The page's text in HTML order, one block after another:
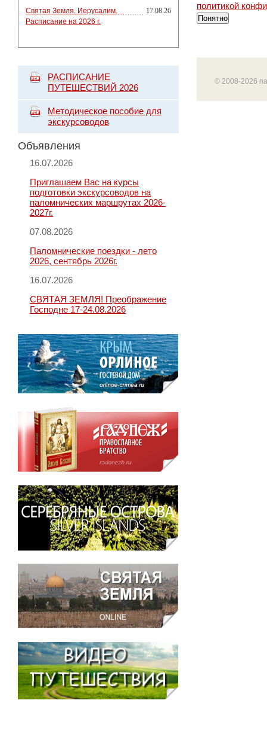
Святая Земля. Иерусалим.
Расписание на 2026 г.
17.08.26
РАСПИСАНИЕ
ПУТЕШЕСТВИЙ 2026
Методическое пособие для
экскурсоводов
Объявления
16.07.2026
Приглашаем Вас на курсы
подготовки экскурсоводов на
паломнических маршрутах 2026-
2027г.
07.08.2026
Паломнические поездки - лето
2026, сентябрь 2026г.
16.07.2026
СВЯТАЯ ЗЕМЛЯ! Преображение
Господне 17-24.08.2026
политикой
Понятно
© 2008-2026